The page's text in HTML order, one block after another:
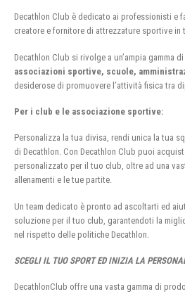
Decathlon Club è dedicato ai professionisti e
creatore e fornitore di attrezzature sportive in
Decathlon Club si rivolge a un’ampia gamma
associazioni sportive, scuole,
desiderose di promuovere l’attività fisica tra
Per i club e le associazione sportive:
Personalizza la tua divisa, rendi unica la tua
di Decathlon. Con Decathlon Club puoi
personalizzato per il tuo club, oltre ad una
allenamenti e le tue partite.
Un team dedicato è pronto ad ascoltarti ed
soluzione per il tuo club, garantendoti la
nel rispetto delle politiche Decathlon.
SCEGLI IL TUO SPORT ED INIZIA LA
DecathlonClub offre una vasta gamma di